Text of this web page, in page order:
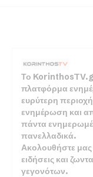
Το KorinthosTV.gr
πλατφόρμα
ευρύτερη
ενημέρωση και
πάντα
πανελλαδικά.
Ακολουθήστε
ειδήσεις και
γεγονότων.